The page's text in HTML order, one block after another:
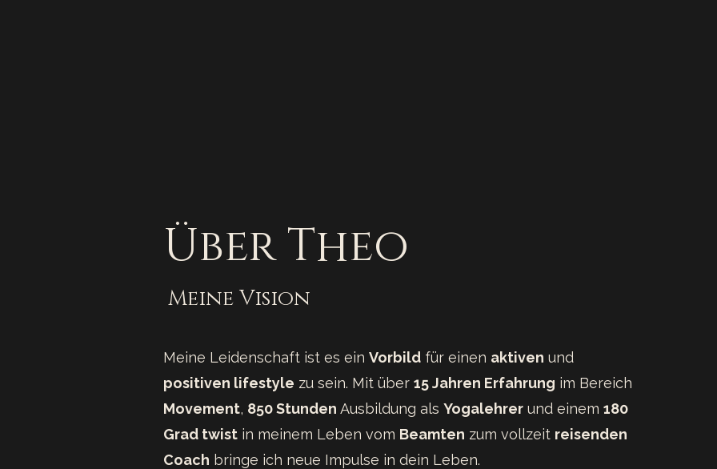
Über Theo
Meine Vision
Meine Leidenschaft ist es ein Vorbild für einen aktiven und
positiven lifestyle zu sein. Mit über 15 Jahren Erfahrung im Bereich
Movement, 850 Stunden Ausbildung als Yogalehrer und einem 180
Grad twist in meinem Leben vom Beamten zum vollzeit reisenden
Coach bringe ich neue Impulse in dein Leben.